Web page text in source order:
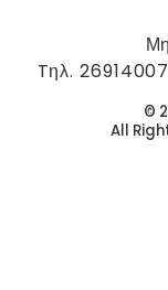
Tηλ.
©
All